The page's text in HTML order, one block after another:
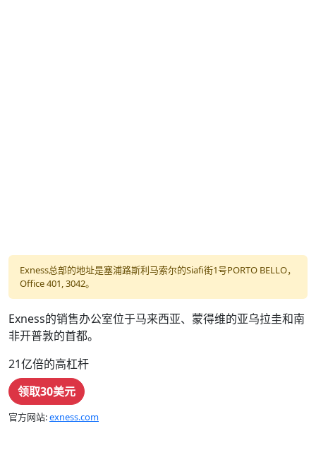
Exness总部的地址是塞浦路斯利马索尔的Siafi街1号PORTO BELLO，
Office 401, 3042。
Exness的销售办公室位于马来西亚、蒙得维的亚乌拉圭和南
非开普敦的首都。
21亿倍的高杠杆
领取30美元
官方网站:exness.com